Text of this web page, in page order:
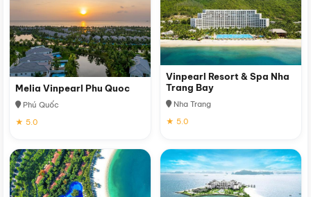
Melia Vinpearl Phu Quoc
Phú Quốc
★ 5.0
Vinpearl Resort & Spa Nha
Trang Bay
Nha Trang
★ 5.0